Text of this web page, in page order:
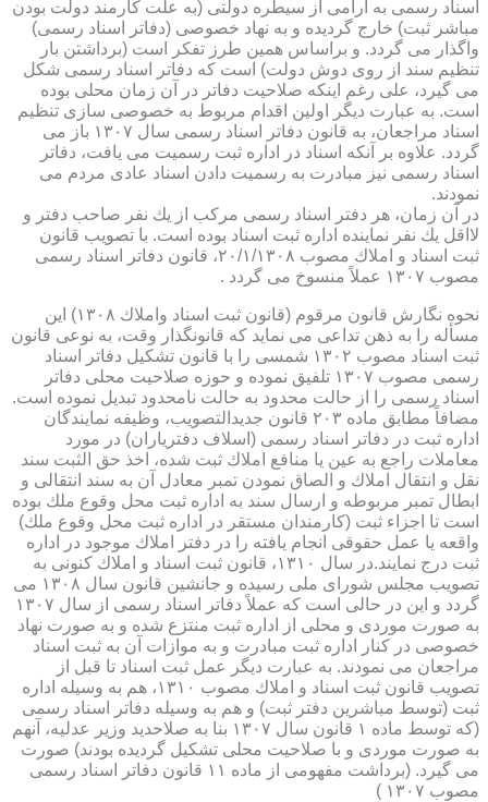
اسناد رسمی به آرامی از سیطره دولتی (به علت كارمند دولت بودن
مباشر ثبت) خارج گردیده و به نهاد خصوصی (دفاتر اسناد رسمی)
واگذار می گردد. و براساس همین طرز تفكر است (برداشتن بار
تنظیم سند از روی دوش دولت) است كه دفاتر اسناد رسمی شكل
می گیرد، علی رغم اینكه صلاحیت دفاتر در آن زمان محلی بوده
است. به عبارت دیگر اولین اقدام مربوط به خصوصی سازی تنظیم
اسناد مراجعان، به قانون دفاتر اسناد رسمی سال ۱۳۰۷ باز می
گردد. علاوه بر آنكه اسناد در اداره ثبت رسمیت می یافت، دفاتر
اسناد رسمی نیز مبادرت به رسمیت دادن اسناد عادی مردم می
نمودند.
در آن زمان، هر دفتر اسناد رسمی مركب از یك نفر صاحب دفتر و
لااقل یك نفر نماینده اداره ثبت اسناد بوده است. با تصویب قانون
ثبت اسناد و املاك مصوب ۲۰/۱/۱۳۰۸، قانون دفاتر اسناد رسمی
مصوب ۱۳۰۷ عملاً منسوخ می گردد .
نحوه نگارش قانون مرقوم (قانون ثبت اسناد واملاك ۱۳۰۸) این
مسأله را به ذهن تداعی می نماید كه قانونگذار وقت، به نوعی قانون
ثبت اسناد مصوب ۱۳۰۲ شمسی را با قانون تشكیل دفاتر اسناد
رسمی مصوب ۱۳۰۷ تلفیق نموده و حوزه صلاحیت محلی دفاتر
اسناد رسمی را از حالت محدود به حالت نامحدود تبدیل نموده است.
مضافاً مطابق ماده ۲۰۳ قانون جدیدالتصویب، وظیفه نمایندگان
اداره ثبت در دفاتر اسناد رسمی (اسلاف دفتریاران) در مورد
معاملات راجع به عین یا منافع املاك ثبت شده، اخذ حق الثبت سند
نقل و انتقال املاك و الصاق نمودن تمبر معادل آن به سند انتقالی و
ابطال تمبر مربوطه و ارسال سند به اداره ثبت محل وقوع ملك بوده
است تا اجزاء ثبت (كارمندان مستقر در اداره ثبت محل وقوع ملك)
واقعه یا عمل حقوقی انجام یافته را در دفتر املاك موجود در اداره
ثبت درج نمایند.در سال ۱۳۱۰، قانون ثبت اسناد و املاك كنونی به
تصویب مجلس شورای ملی رسیده و جانشین قانون سال ۱۳۰۸ می
گردد و این در حالی است كه عملاً دفاتر اسناد رسمی از سال ۱۳۰۷
به صورت موردی و محلی از اداره ثبت منتزع شده و به صورت نهاد
خصوصی در كنار اداره ثبت مبادرت و به موازات آن به ثبت اسناد
مراجعان می نمودند. به عبارت دیگر عمل ثبت اسناد تا قبل از
تصویب قانون ثبت اسناد و املاك مصوب ۱۳۱۰، هم به وسیله اداره
ثبت (توسط مباشرین دفتر ثبت) و هم به وسیله دفاتر اسناد رسمی
(كه توسط ماده ۱ قانون سال ۱۳۰۷ بنا به صلاحدید وزیر عدلیه، آنهم
به صورت موردی و با صلاحیت محلی تشكیل گردیده بودند) صورت
می گیرد. (برداشت مفهومی از ماده ۱۱ قانون دفاتر اسناد رسمی
مصوب ۱۳۰۷ )